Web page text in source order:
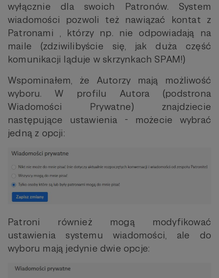
wyłącznie dla swoich Patronów. System
wiadomości pozwoli też nawiązać kontat z
Patronami , którzy np. nie odpowiadają na
maile (zdziwilibyście się, jak duża część
komunikacji ląduje w skrzynkach SPAM!)
Wspominałem, że Autorzy mają możliwość
wyboru. W profilu Autora (podstrona
Wiadomości Prywatne) znajdziecie
następujące ustawienia - możecie wybrać
jedną z opcji:
Patroni również mogą modyfikować
ustawienia systemu wiadomości, ale do
wyboru mają jedynie dwie opcje: